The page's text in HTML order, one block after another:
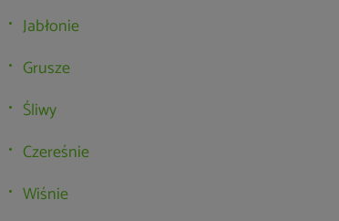
Jabłonie
Grusze
Śliwy
Czereśnie
Wiśnie